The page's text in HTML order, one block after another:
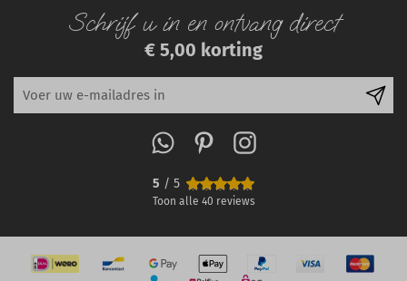
IN WINKELWAGEN
Schrijf u in en ontvang direct
€ 5,00 korting
5 / 5
Toon alle 40 reviews